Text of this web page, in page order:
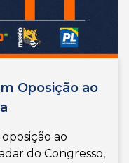
Oposição ao
ao
do Congresso,